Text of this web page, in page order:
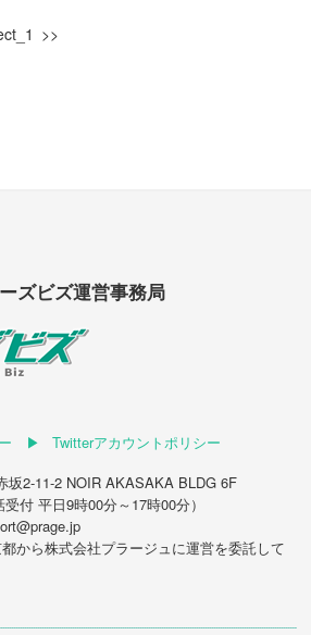
ズビズ運営事務局
Twitterアカウントポリシー
2-11-2 NOIR AKASAKA BLDG 6F
付 平日9時00分～17時00分）
から株式会社プラージュに運営を委託して